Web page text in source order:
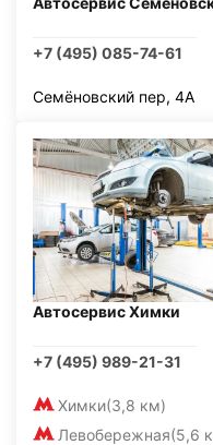
+7 (495) 085-74-61
Семёновский пер, 4А
Автосервис Химки
+7 (495) 989-21-31
Химки(3,8 км)
Левобережная(5,6